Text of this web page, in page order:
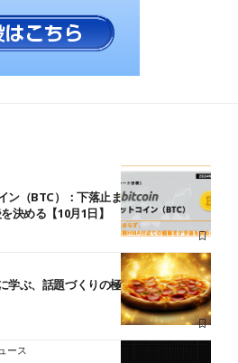
ン（BTC）：下落止まらず、日足長期
決める【10月1日】
学ぶ、話題づくりの極意｜今年で13周
ース